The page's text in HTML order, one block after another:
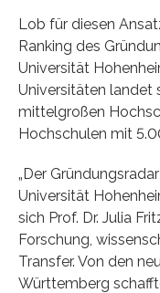
Lob für diesen
Ranking des
Universität
Universitäten landet
mittelgroßen
Hochschulen mit
„Der
Universität
sich Prof. Dr. Julia
Forschung,
Transfer. Von den
Württemberg